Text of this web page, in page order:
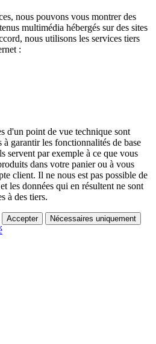
nous pouvons vous montrer des
multimédia hébergés sur des sites
nous utilisons les services tiers
:
d'un point de vue technique sont
à garantir les fonctionnalités de base
servent par exemple à ce que vous
dans votre panier ou à vous
client. Il ne nous est pas possible de
les données qui en résultent ne sont
à des tiers.
Accepter Nécessaires uniquement